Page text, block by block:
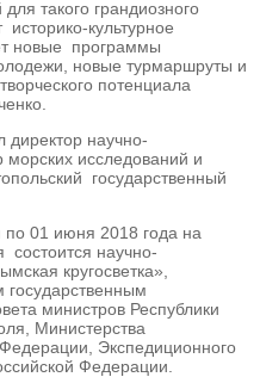
такого грандиозного
культурное
новые программы
новые турмаршруты и
потенциала
директор научно-
морских исследований и
государственный
01 июня 2018 года на
научно-
кругосветка»,
государственным
министров Республики
Министерства
Экспедиционного
Федерации.